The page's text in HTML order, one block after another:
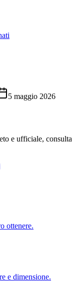
5 maggio 2026
e ufficiale, consulta
ottenere.
e dimensione.